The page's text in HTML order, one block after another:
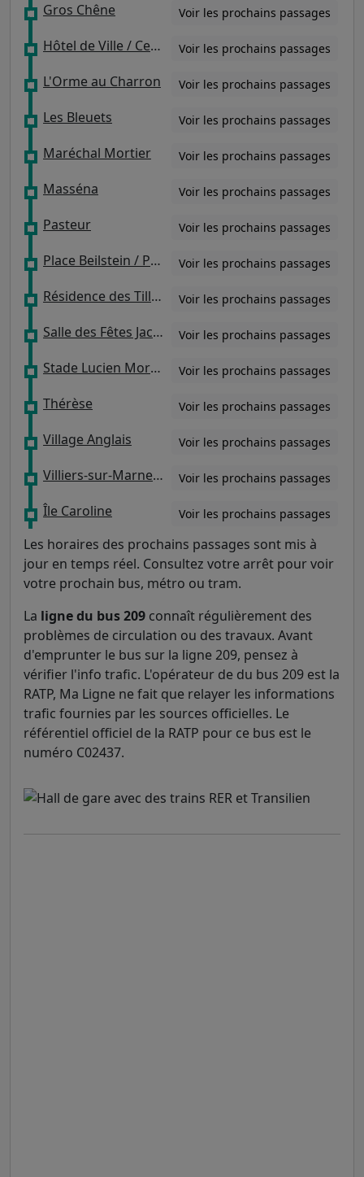
Gros Chêne Voir les prochains passages
Hôtel de Ville / Centre Commercial 2000 Voir les prochains passages
L'Orme au Charron Voir les prochains passages
Les Bleuets Voir les prochains passages
Maréchal Mortier Voir les prochains passages
Masséna Voir les prochains passages
Pasteur Voir les prochains passages
Place Beilstein / Parking relais Voir les prochains passages
Résidence des Tilleuls Voir les prochains passages
Salle des Fêtes Jacques Brel Voir les prochains passages
Stade Lucien Morane Voir les prochains passages
Thérèse Voir les prochains passages
Village Anglais Voir les prochains passages
Villiers-sur-Marne - Le Plessis-Trévise Voir les prochains passages
Île Caroline Voir les prochains passages
Les horaires des prochains passages sont mis à
jour en temps réel. Consultez votre arrêt pour voir
votre prochain bus, métro ou tram.
La ligne du bus 209 connaît régulièrement des
problèmes de circulation ou des travaux. Avant
d'emprunter le bus sur la ligne 209, pensez à
vérifier l'info trafic. L'opérateur de du bus 209 est la
RATP, Ma Ligne ne fait que relayer les informations
trafic fournies par les sources officielles. Le
référentiel officiel de la RATP pour ce bus est le
numéro C02437.